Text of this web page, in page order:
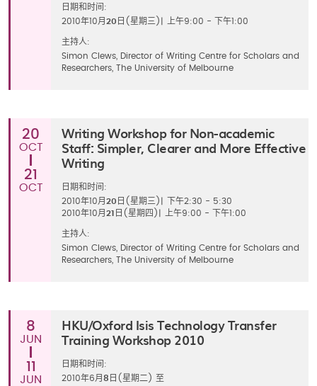
日期和时间:
2010年10月 20 日(星期三) 上午9:00 - 下午1:00
主持人:
Simon Clews, Director of Writing Centre for Scholars and
Researchers, The University of Melbourne
20
OCT
21
OCT
Writing Workshop for Non-academic
Staff: Simpler, Clearer and More Effective
Writing
日期和时间:
2010年10月 20 日(星期三)
下午2:30 - 5:30
2010年10月 21 日(星期四) 上午9:00 - 下午1:00
主持人:
Simon Clews, Director of Writing Centre for Scholars and
Researchers, The University of Melbourne
8
JUN
11
JUN
HKU/Oxford Isis Technology Transfer
Training Workshop 2010
日期和时间:
2010年6月 8 日(星期二) 至